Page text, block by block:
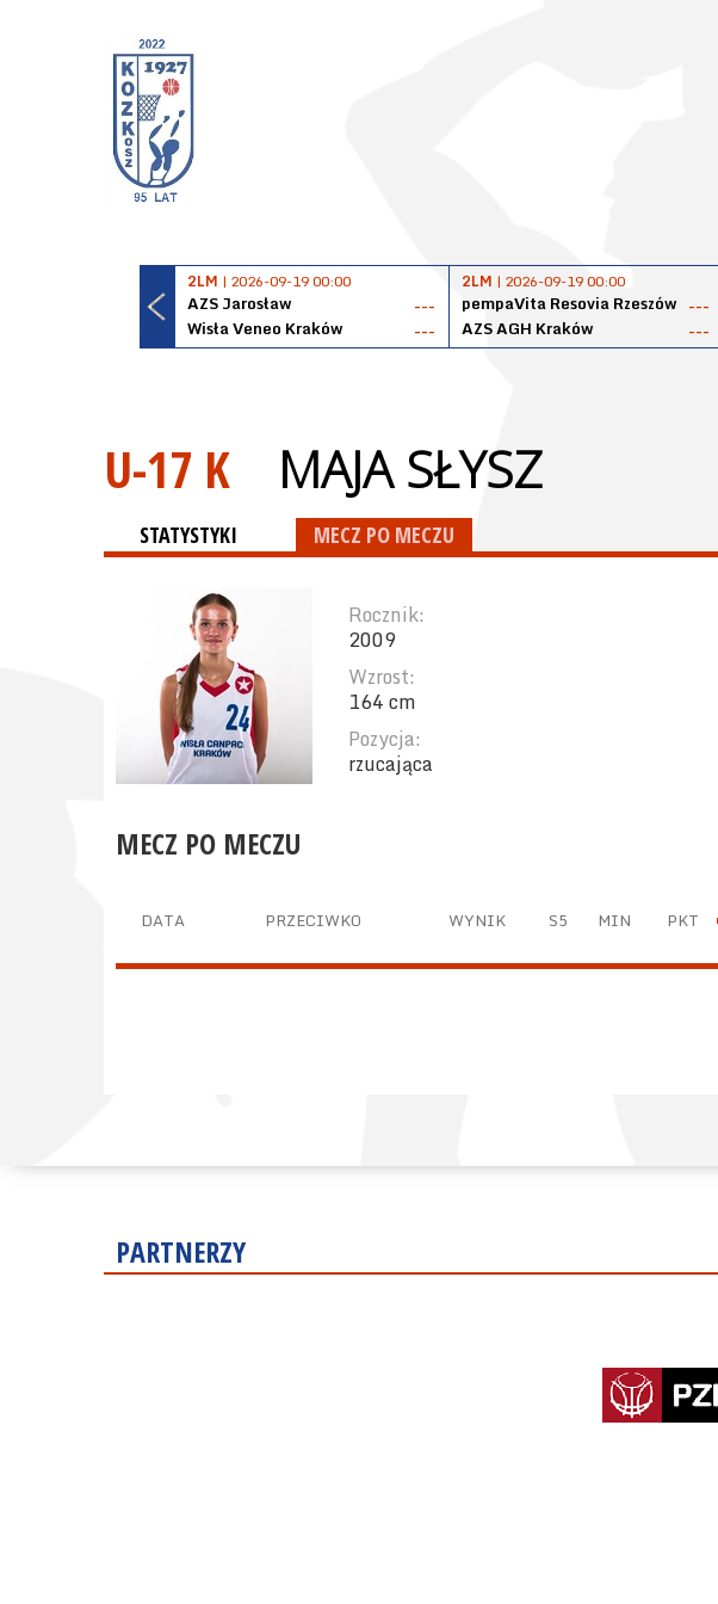
2LM | 2026-09-19 00:00
AZS Jarosław
---
Wisła Veneo Kraków
---
2LM | 2026-09-19 00:00
pempaVita Resovia Rzeszów ---
AZS AGH Kraków
---
U-17 K MAJA SŁYSZ
STATYSTYKI MECZ PO MECZU
Rocznik:
2009
Wzrost:
164 cm
Pozycja:
rzucająca
MECZ PO MECZU
DATA PRZECIWKO WYNIK S5 MIN PKT
PARTNERZY